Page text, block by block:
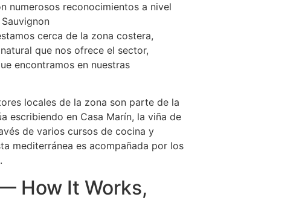
numerosos reconocimientos a nivel
cerca de la zona costera,
que nos ofrece el sector,
encontramos en nuestras
locales de la zona son parte de la
escribiendo en Casa Marín, la viña de
de varios cursos de cocina y
mediterránea es acompañada por los
How It Works,